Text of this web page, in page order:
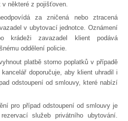
některé z pojišťoven.
za zničená nebo ztracená
v ubytovací jednotce. Oznámení
krádeži zavazadel klient podává
oddělení policie.
platbě storno poplatků v případě
doporučuje, aby klient uhradil i
odstoupení od smlouvy, které nabízí
pro případ odstoupení od smlouvy je
služeb privátního ubytování.